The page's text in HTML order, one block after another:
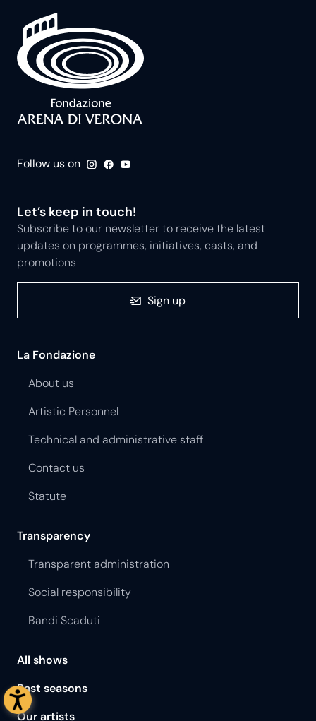
Follow us on
Let’s keep in touch!
Subscribe to our newsletter to receive the latest
updates on programmes, initiatives, casts, and
promotions
Sign up
La Fondazione
About us
Artistic Personnel
Technical and administrative staff
Contact us
Statute
Transparency
Transparent administration
Social responsibility
Bandi Scaduti
All shows
Past seasons
Our artists